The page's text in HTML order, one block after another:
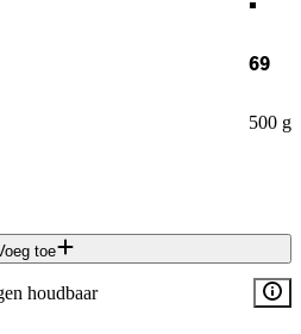
69
500 g
toe
houdbaar